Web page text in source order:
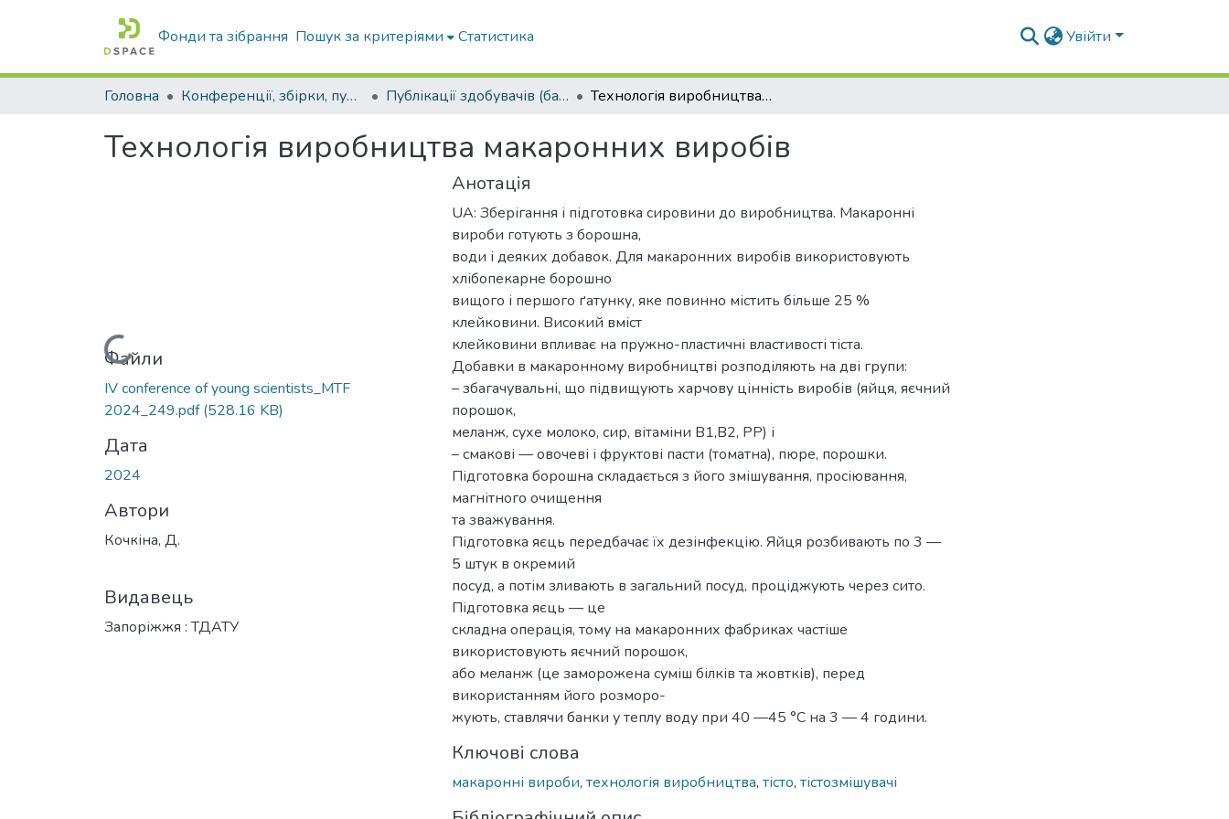
Фонди та зібрання Пошук за критеріями Статистика Увійти
Головна Конференції, збірки, публікації молодих вчених і здобувачів : магістрів, бакалаврів, аспірантів. Публікації здобувачів (бакалаврів. магістрів, аспірантів) Технологія виробництва макаронних виробів
Технологія виробництва макаронних виробів
Вантажиться...
Файли
ІV conference of young scientists_MTF
2024_249.pdf(528.16 KB)
Дата
2024
Автори
Кочкіна, Д.
Видавець
Запоріжжя : ТДАТУ
Анотація
UA: Зберігання і підготовка сировини до виробництва. Макаронні
вироби готують з борошна,
води і деяких добавок. Для макаронних виробів використовують
хлібопекарне борошно
вищого і першого ґатунку, яке повинно містить більше 25 %
клейковини. Високий вміст
клейковини впливає на пружно-пластичні властивості тіста.
Добавки в макаронному виробництві розподіляють на дві групи:
– збагачувальні, що підвищують харчову цінність виробів (яйця, яєчний
порошок,
меланж, сухе молоко, сир, вітаміни В1,В2, РР) і
– смакові — овочеві і фруктові пасти (томатна), пюре, порошки.
Підготовка борошна складається з його змішування, просіювання,
магнітного очищення
та зважування.
Підготовка яєць передбачає їх дезінфекцію. Яйця розбивають по 3 —
5 штук в окремий
посуд, а потім зливають в загальний посуд, проціджують через сито.
Підготовка яєць — це
складна операція, тому на макаронних фабриках частіше
використовують яєчний порошок,
або меланж (це заморожена суміш білків та жовтків), перед
використанням його розморо-
жують, ставлячи банки у теплу воду при 40 —45 °С на 3 — 4 години.
Ключові слова
макаронні вироби, технологія виробництва, тісто, тістозмішувачі